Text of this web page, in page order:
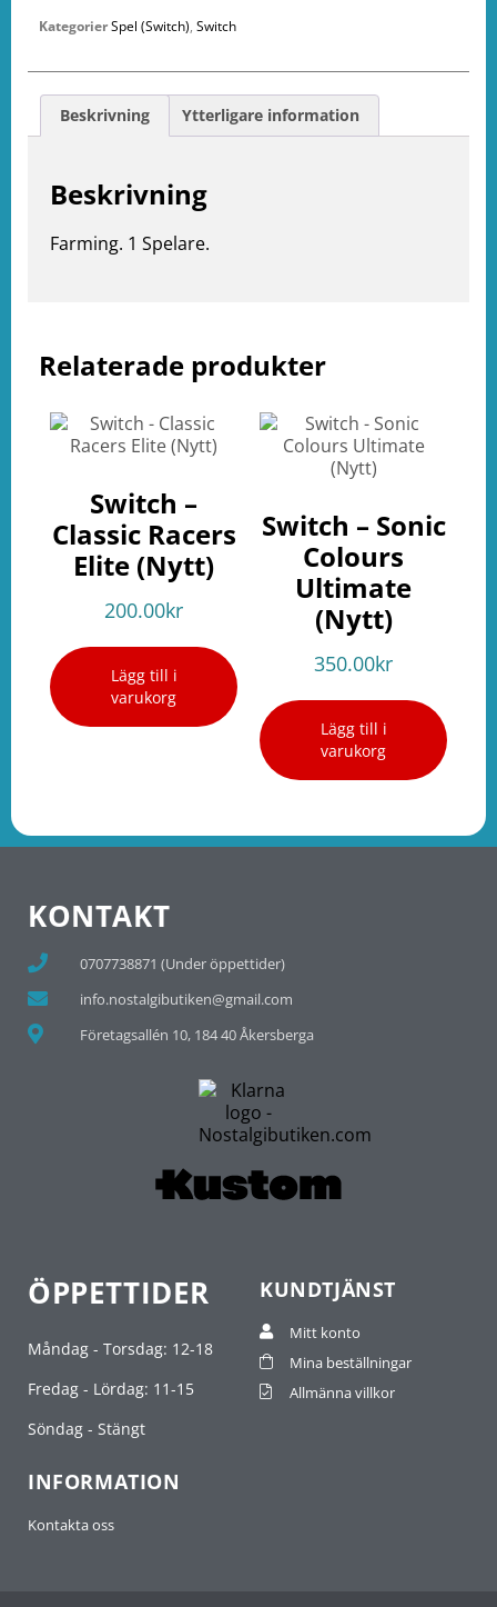
Relaterade produkter
Switch –
Classic Racers
Elite (Nytt)
200.00kr
Lägg till i
varukorg
Switch – Sonic
Colours
Ultimate
(Nytt)
350.00kr
Lägg till i
varukorg
KategorierSpel (Switch), Switch
Beskrivning Ytterligare information
Beskrivning
Farming. 1 Spelare.
KONTAKT
0707738871 (Under öppettider)
info.nostalgibutiken@gmail.com
Företagsallén 10, 184 40 Åkersberga
ÖPPETTIDER
Måndag - Torsdag: 12-18
Fredag - Lördag: 11-15
Söndag - Stängt
KUNDTJÄNST
Mitt konto
Mina beställningar
Allmänna villkor
INFORMATION
Kontakta oss